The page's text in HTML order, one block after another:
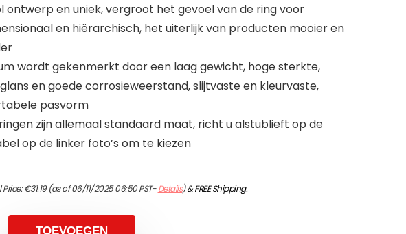
ontwerp en uniek, vergroot het gevoel van de ring voor
en hiërarchisch, het uiterlijk van producten mooier en
wordt gekenmerkt door een laag gewicht, hoge sterkte,
en goede corrosieweerstand, slijtvaste en kleurvaste,
pasvorm
zijn allemaal standaard maat, richt u alstublieft op de
op de linker foto’s om te kiezen
Price:€31.19(as of 06/11/2025 06:50 PST-Details)&FREE Shipping.
TOEVOEGEN